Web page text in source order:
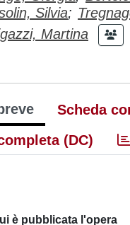
Silvia;
Martina
Scheda
(DC)
è pubblicata l'opera